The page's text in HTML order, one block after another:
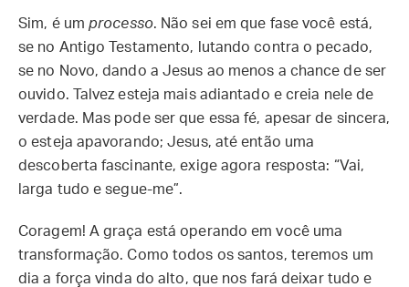
Sim, é um processo. Não sei em que fase você está,
se no Antigo Testamento, lutando contra o pecado,
se no Novo, dando a Jesus ao menos a chance de ser
ouvido. Talvez esteja mais adiantado e creia nele de
verdade. Mas pode ser que essa fé, apesar de sincera,
o esteja apavorando; Jesus, até então uma
descoberta fascinante, exige agora resposta: “Vai,
larga tudo e segue-me”.
Coragem! A graça está operando em você uma
transformação. Como todos os santos, teremos um
dia a força vinda do alto, que nos fará deixar tudo e